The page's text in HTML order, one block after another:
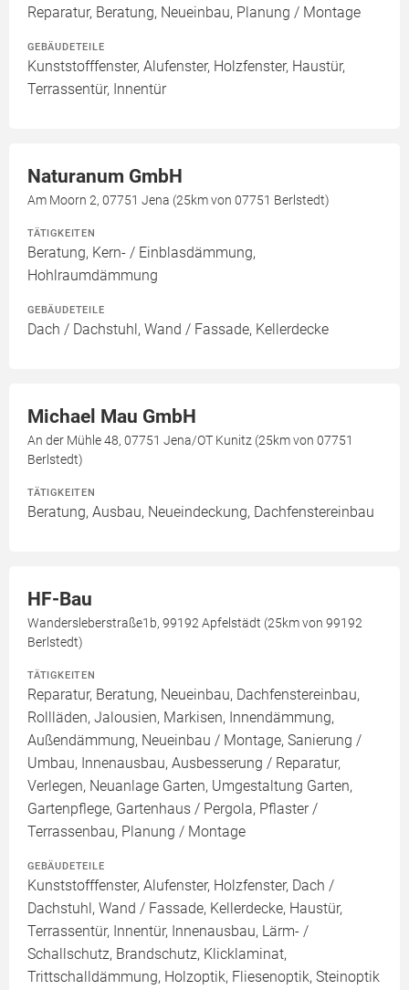
Reparatur, Beratung, Neueinbau, Planung / Montage
GEBÄUDETEILE
Kunststofffenster, Alufenster, Holzfenster, Haustür,
Terrassentür, Innentür
Naturanum GmbH
Am Moorn 2, 07751 Jena (25km von 07751 Berlstedt)
TÄTIGKEITEN
Beratung, Kern- / Einblasdämmung,
Hohlraumdämmung
GEBÄUDETEILE
Dach / Dachstuhl, Wand / Fassade, Kellerdecke
Michael Mau GmbH
An der Mühle 48, 07751 Jena/OT Kunitz (25km von 07751
Berlstedt)
TÄTIGKEITEN
Beratung, Ausbau, Neueindeckung, Dachfenstereinbau
HF-Bau
Wandersleberstraße1b, 99192 Apfelstädt (25km von 99192
Berlstedt)
TÄTIGKEITEN
Reparatur, Beratung, Neueinbau, Dachfenstereinbau,
Rollläden, Jalousien, Markisen, Innendämmung,
Außendämmung, Neueinbau / Montage, Sanierung /
Umbau, Innenausbau, Ausbesserung / Reparatur,
Verlegen, Neuanlage Garten, Umgestaltung Garten,
Gartenpflege, Gartenhaus / Pergola, Pflaster /
Terrassenbau, Planung / Montage
GEBÄUDETEILE
Kunststofffenster, Alufenster, Holzfenster, Dach /
Dachstuhl, Wand / Fassade, Kellerdecke, Haustür,
Terrassentür, Innentür, Innenausbau, Lärm- /
Schallschutz, Brandschutz, Klicklaminat,
Trittschalldämmung, Holzoptik, Fliesenoptik, Steinoptik